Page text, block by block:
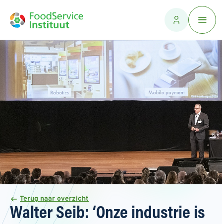
Terug naar overzicht
Walter Seib: ‘Onze industrie is